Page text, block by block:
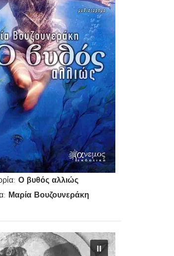
Ο βυθός αλλιώς
Μαρία Βουζουνεράκη